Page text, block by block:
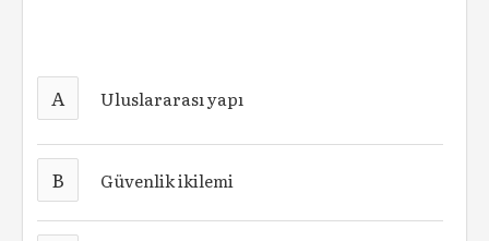
A Uluslararası yapı
B Güvenlik ikilemi